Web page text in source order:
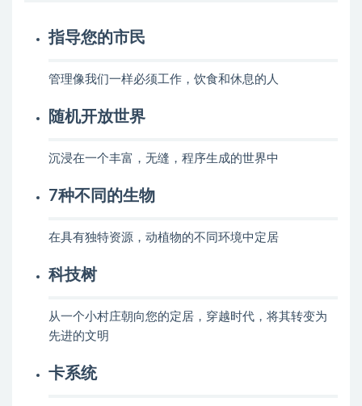
指导您的市民
管理像我们一样必须工作，饮食和休息的人
随机开放世界
沉浸在一个丰富，无缝，程序生成的世界中
7种不同的生物
在具有独特资源，动植物的不同环境中定居
科技树
从一个小村庄朝向您的定居，穿越时代，将其转变为
先进的文明
卡系统